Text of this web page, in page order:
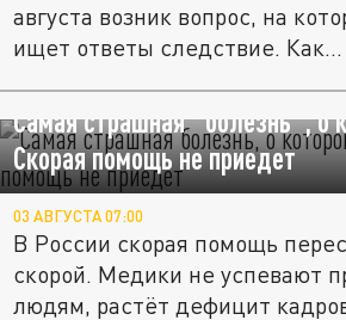
августа возник вопрос, на
ищет ответы следствие. Как...
Самая страшная "болезнь", о
Скорая помощь не приедет
03 АВГУСТА 07:00
В России скорая помощь
скорой. Медики не успевают
людям, растёт дефицит